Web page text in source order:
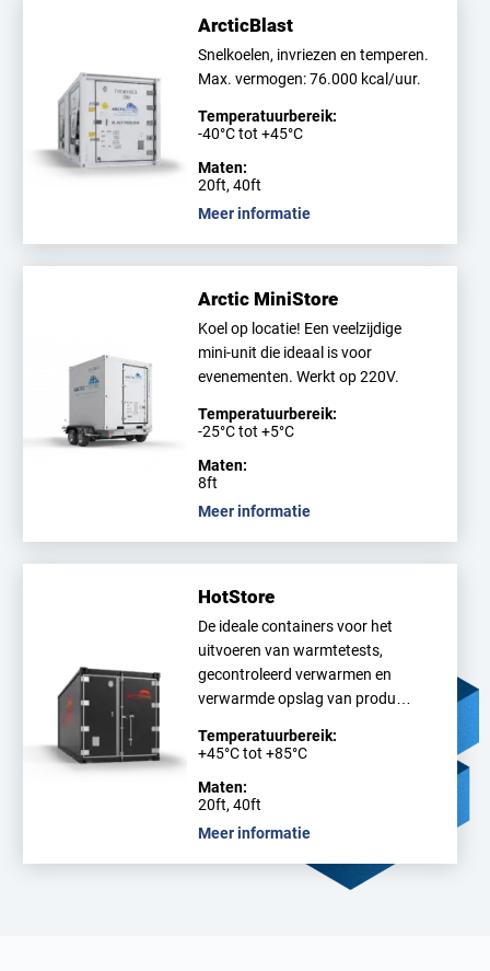
ArcticBlast
Snelkoelen, invriezen en temperen.
Max. vermogen: 76.000 kcal/uur.
Temperatuurbereik:
-40°C tot +45°C
Maten:
20ft, 40ft
Meer informatie
Arctic MiniStore
Koel op locatie! Een veelzijdige
mini-unit die ideaal is voor
evenementen. Werkt op 220V.
Temperatuurbereik:
-25°C tot +5°C
Maten:
8ft
Meer informatie
HotStore
De ideale containers voor het
uitvoeren van warmtetests,
gecontroleerd verwarmen en
verwarmde opslag van produ…
Temperatuurbereik:
+45°C tot +85°C
Maten:
20ft, 40ft
Meer informatie